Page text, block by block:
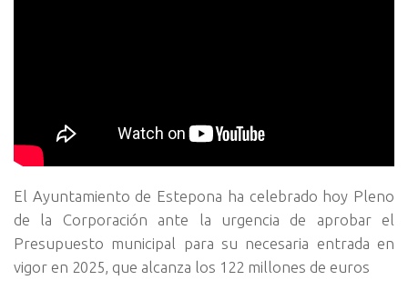
El Ayuntamiento de Estepona ha celebrado hoy Pleno
de la Corporación ante la urgencia de aprobar el
Presupuesto municipal para su necesaria entrada en
vigor en 2025, que alcanza los 122 millones de euros